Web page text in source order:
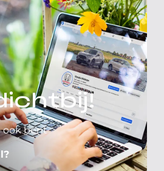
ook bent